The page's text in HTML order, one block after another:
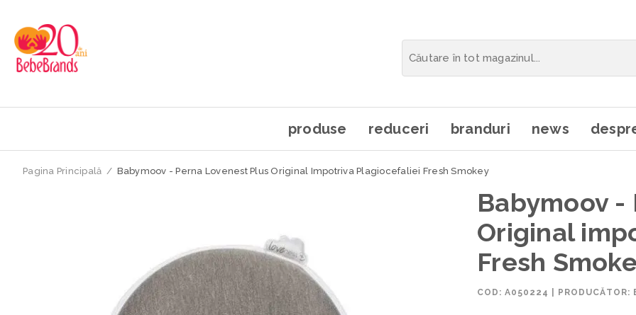
produse reduceri branduri news
Pagina Principală / Babymoov - Perna Lovenest Plus Original Impotriva Plagiocefaliei Fresh Smokey
Babymoov -
Original
Fresh
COD: A050224 PRODUCĂTOR: